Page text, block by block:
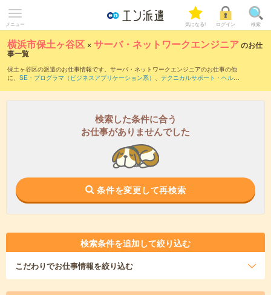
メニュー 気になる! ログイン 検索
横浜市保土ヶ谷区 ×サーバ・ネットワークエンジニアのお仕
事一覧
保土ヶ谷区の派遣のお仕事情報です。サーバ・ネットワークエンジニアのお仕事の他
に、 SE・プログラマ（ビジネスアプリケーション系） 、 テクニカルサポート・ヘルプ
トワークエンジニアのお仕事とは？とは？
検索した条件に合う
お仕事がありませんでした
条件を変更して再検索
検索条件を追加して絞り込む
こだわりでお仕事情報を絞り込む